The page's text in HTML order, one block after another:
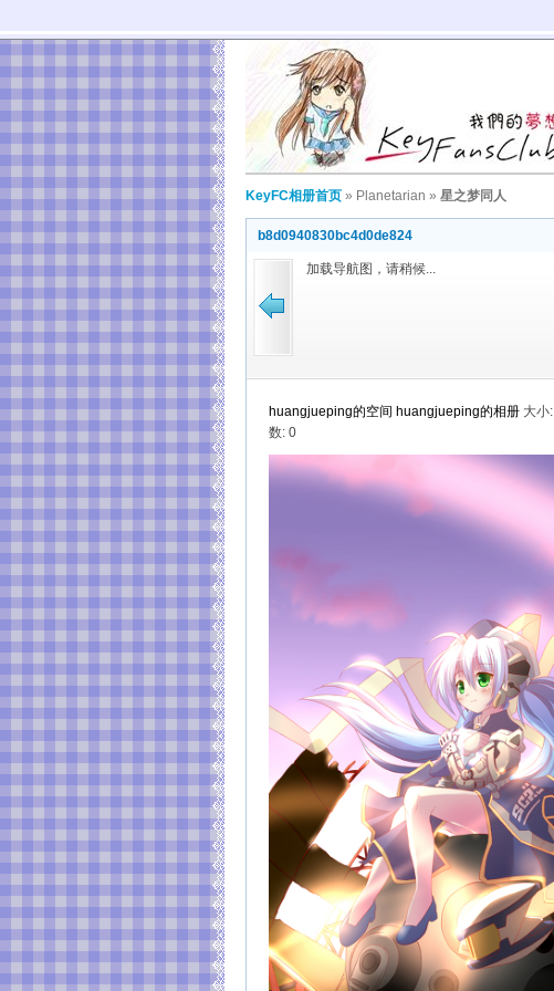
KeyFC相册首页 » Planetarian » 星之梦同人
b8d0940830bc4d0de824
加载导航图，请稍候...
huangjueping的空间 huangjueping的相册 大小:
数: 0